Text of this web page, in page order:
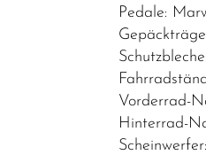
Pedale:
Vorderrad-
Hinterrad-